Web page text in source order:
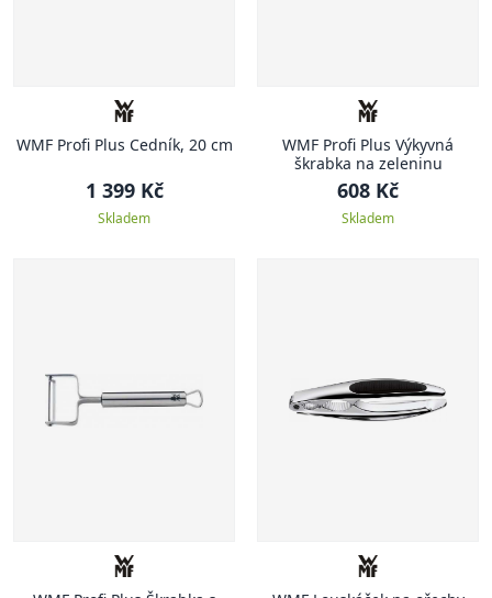
WMF Profi Plus Cedník, 20 cm
1 399 Kč
Skladem
WMF Profi Plus Výkyvná
škrabka na zeleninu
608 Kč
Skladem